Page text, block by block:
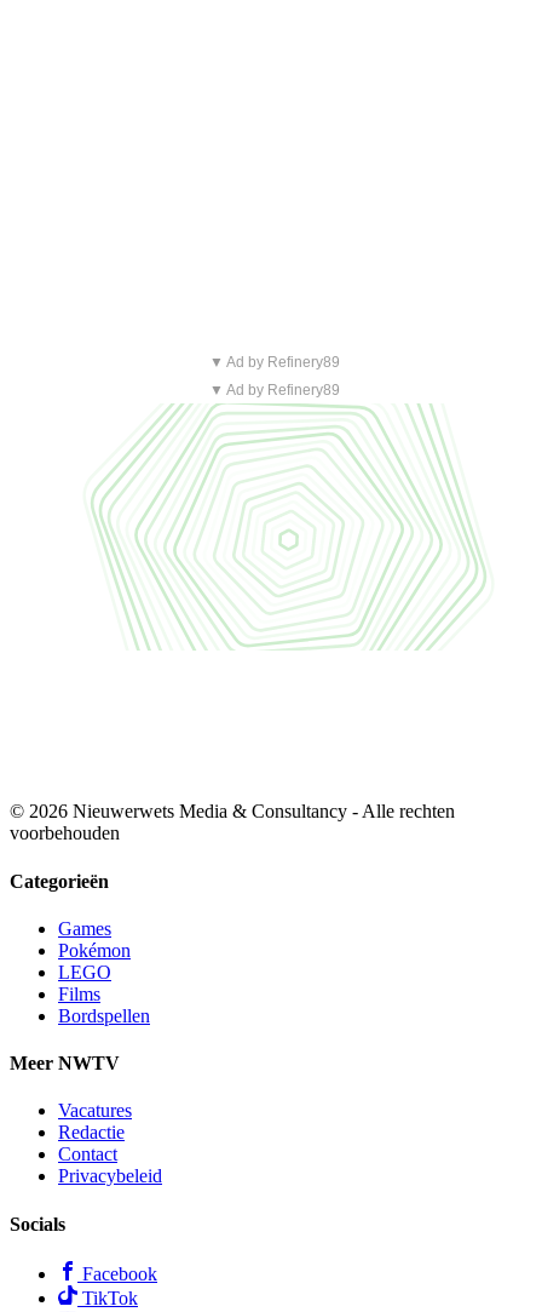
▼ Ad by Refinery89
▼ Ad by Refinery89
© 2026 Nieuwerwets Media & Consultancy - Alle rechten
voorbehouden
Categorieën
Games
Pokémon
LEGO
Films
Bordspellen
Meer NWTV
Vacatures
Redactie
Contact
Privacybeleid
Socials
Facebook
TikTok